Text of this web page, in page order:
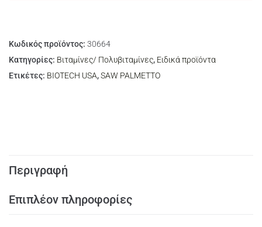
Κωδικός προϊόντος: 30664
Κατηγορίες: Βιταμίνες/ Πολυβιταμίνες, Ειδικά προϊόντα
Ετικέτες: BIOTECH USA,SAW PALMETTO
Περιγραφή
Επιπλέον πληροφορίες